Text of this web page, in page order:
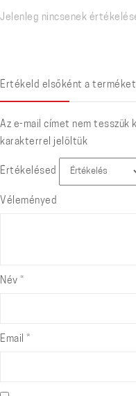
Jelenleg nincsenek
Értékeld elsőként a
Az e-mail címet nem tesszük
karakterrel jelöltük
Értékelésed
Véleményed
Név *
Email *